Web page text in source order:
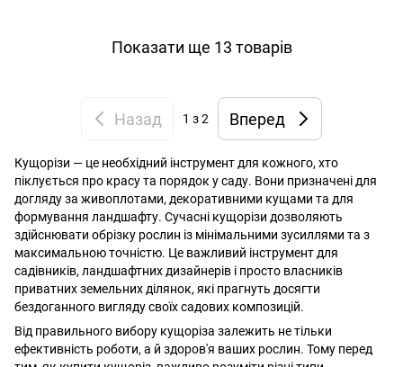
Показати ще 13 товарів
Назад 1 з 2 Вперед
Кущорізи — це необхідний інструмент для кожного, хто
піклується про красу та порядок у саду. Вони призначені для
догляду за живоплотами, декоративними кущами та для
формування ландшафту. Сучасні кущорізи дозволяють
здійснювати обрізку рослин із мінімальними зусиллями та з
максимальною точністю. Це важливий інструмент для
садівників, ландшафтних дизайнерів і просто власників
приватних земельних ділянок, які прагнуть досягти
бездоганного вигляду своїх садових композицій.
Від правильного вибору кущоріза залежить не тільки
ефективність роботи, а й здоров'я ваших рослин. Тому перед